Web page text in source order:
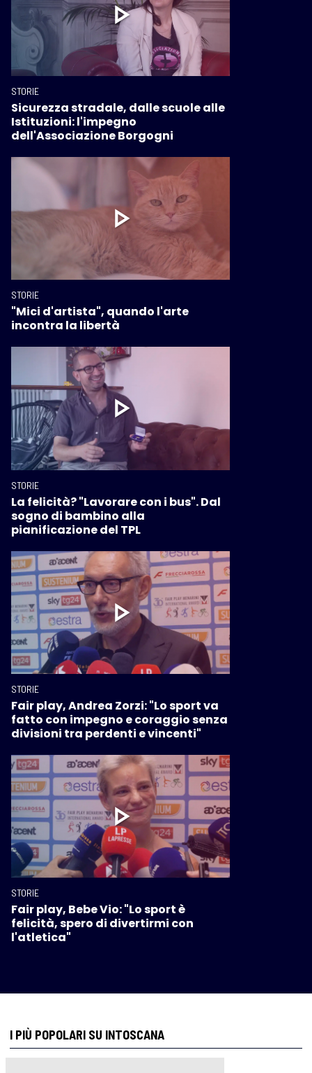
STORIE
Sicurezza stradale, dalle scuole alle
Istituzioni: l'impegno
dell'Associazione Borgogni
STORIE
"Mici d'artista", quando l'arte
incontra la libertà
STORIE
La felicità? "Lavorare con i bus". Dal
sogno di bambino alla
pianificazione del TPL
STORIE
Fair play, Andrea Zorzi: "Lo sport va
fatto con impegno e coraggio senza
divisioni tra perdenti e vincenti"
STORIE
Fair play, Bebe Vio: "Lo sport è
felicità, spero di divertirmi con
l'atletica"
I PIÙ POPOLARI SU INTOSCANA